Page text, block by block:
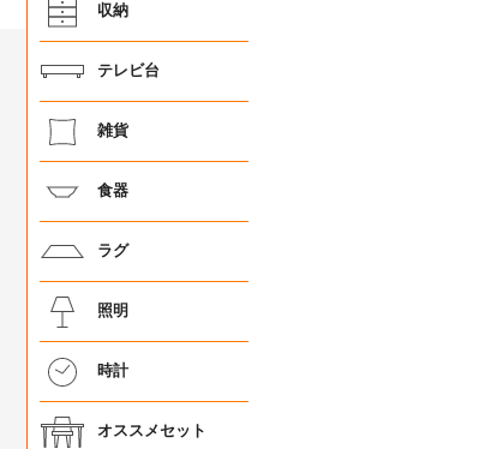
収納
テレビ台
雑貨
食器
ラグ
照明
時計
オススメセット